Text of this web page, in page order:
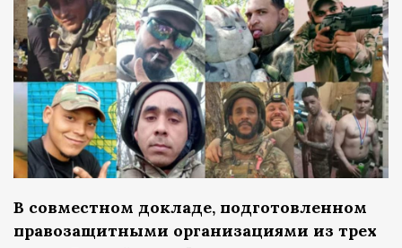
В совместном докладе, подготовленном
правозащитными организациями из трех